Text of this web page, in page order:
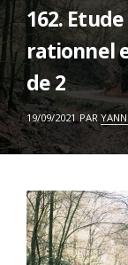
162.
rationnel
de 2
ON
19/09/2021 PAR